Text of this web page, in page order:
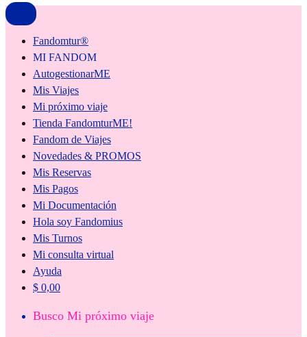
Fandomtur®
MI FANDOM
AutogestionarME
Mis Viajes
Mi próximo viaje
Tienda FandomturME!
Fandom de Viajes
Novedades & PROMOS
Mis Reservas
Mis Pagos
Mi Documentación
Hola soy Fandomius
Mis Turnos
Mi consulta virtual
Ayuda
$ 0,00
Busco Mi próximo viaje